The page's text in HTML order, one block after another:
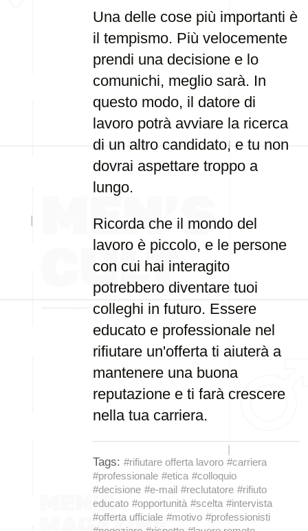
Una delle cose più importanti è
il tempismo. Più velocemente
prendi una decisione e lo
comunichi, meglio sarà. In
questo modo, il datore di
lavoro potrà avviare la ricerca
di un altro candidato, e tu non
dovrai aspettare troppo a
lungo.
Ricorda che il mondo del
lavoro è piccolo, e le persone
con cui hai interagito
potrebbero diventare tuoi
colleghi in futuro. Essere
educato e professionale nel
rifiutare un'offerta ti aiuterà a
mantenere una buona
reputazione e ti farà crescere
nella tua carriera.
Tags: #rifiutare offerta lavoro #carriera
#professionale #etica #colloquio
#decisione #e-mail #reclutatore #rifiuto
educato #opportunità #scelta #intervista
#offerta ufficiale #motivo #professionisti